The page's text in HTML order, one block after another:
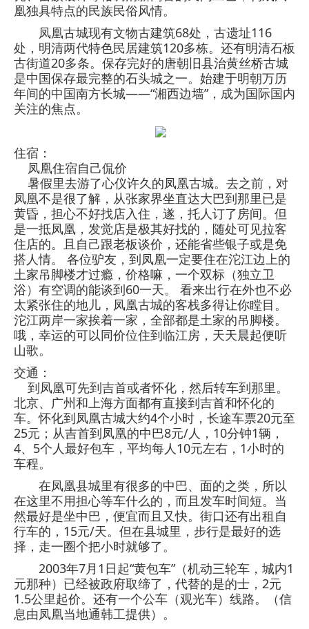
凰独具特点的民族民俗风情。
凤凰古城现有文物古建筑68处，古遗址116
处，明清两代特色民居建筑120多栋。还有明清石板
古街道20多条。保存完好的唐朝旧县治黄丝桥古城
是中国保存最完整的石头城之一。始建于明朝万历
年间的中国南方长城——“湘西边墙”，成为国际国内
关注的焦点。
住宿：
凤凰住宿自己侃价
暑假里去游了心仪许久的凤凰古城。去之前，对
凤凰不是很了解，从张家界坐直达大巴到那里已是
黄昏，担心不好找店入住，遂，托人订了房间。但
是一抵凤凰，发觉店是极其好找的，随处可见拉客
住店的。且自己跟老板谈价，还能省些银子或是免
搭人情。 各位驴友，到凤凰一定要住在沱江边上的
土家吊脚楼才过瘾，价格嘛，一个双标（独立卫
浴）有空调的能谈到60一天。 看来出行在外也不必
太紧张住的地儿，凤凰古城的客栈多得让你瞠目。
沱江两岸一家挨着一家，全部都是土家的吊脚楼。
哦，幸运的可以同价位住到临江房，天天晨起便听
山歌。
交通：
到凤凰可先到吉首或者怀化，然后转车到那里。
北京、广州和上海方面都有直接到吉首和怀化的
车。怀化到凤凰古城大约4个小时，长途车票20元至
25元；从吉首到凤凰的中巴8元/人，10分钟1辆，
4、5个人最好包车，平均每人10元左右，1小时的
车程。
在凤凰县城里有很多的中巴、面的之类，所以
在这里不用担心等车什么的，而且发车时间短。当
然最好是坐中巴，便宜而且又快。街口还有出租自
行车的，15元/天。但在县城里，步行是最好的选
择，走一圈个把小时就够了。
2003年7月1日起“黄包车”（机动三轮车，城内1
元那种）已经被政府取缔了，代替的是的士，2元
1.5公里起价。还有一个公车（观光车）线路。（信
息由凤凰当地通韩工提供）。